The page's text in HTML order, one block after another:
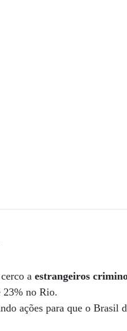
aestrangeiros
23% no Rio.
ações para que o